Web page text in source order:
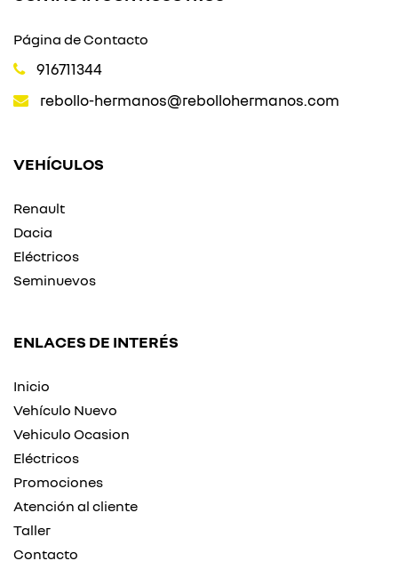
Página de Contacto
916711344
rebollo-hermanos@rebollohermanos.com
VEHÍCULOS
Renault
Dacia
Eléctricos
Seminuevos
ENLACES DE INTERÉS
Inicio
Vehículo Nuevo
Vehiculo Ocasion
Eléctricos
Promociones
Atención al cliente
Taller
Contacto